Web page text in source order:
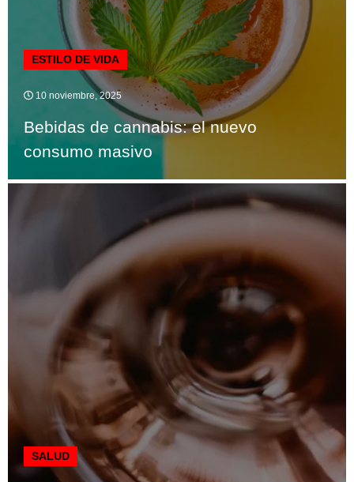
ESTILO DE VIDA
10 noviembre, 2025
Bebidas de cannabis: el nuevo
consumo masivo
SALUD